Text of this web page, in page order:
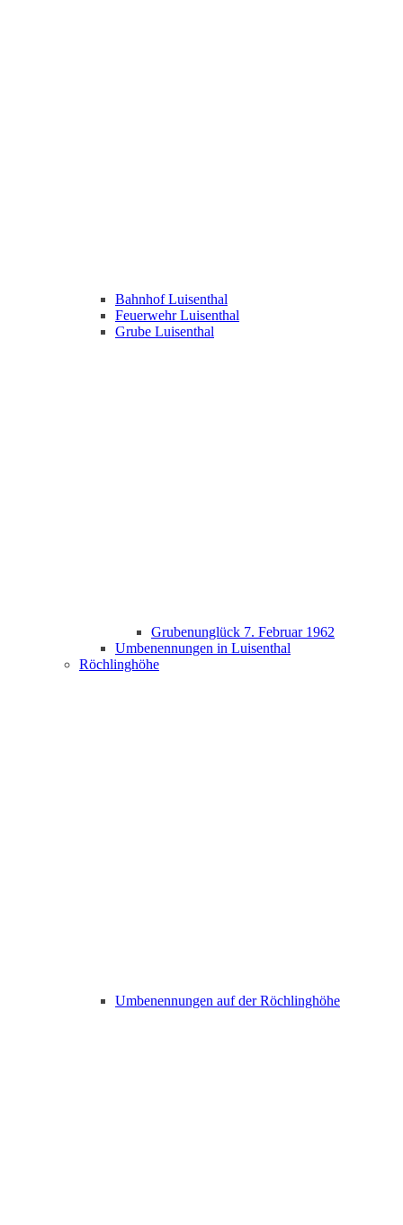
Bahnhof Luisenthal
Feuerwehr Luisenthal
Grube Luisenthal
Grubenunglück 7. Februar 1962
Umbenennungen in Luisenthal
Röchlinghöhe
Umbenennungen auf der Röchlinghöhe